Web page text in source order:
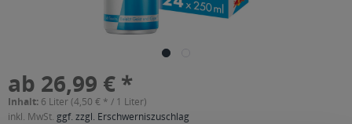
ab 26,99 € *
Inhalt: 6 Liter (4,50 € * / 1 Liter)
inkl. MwSt. ggf. zzgl. Erschwerniszuschlag